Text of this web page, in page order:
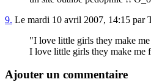
9. Le mardi 10 avril 2007, 14:15 par
"I love little girls they make
I love little girls they make me
Ajouter un commentaire